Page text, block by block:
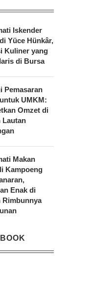
Iskender
Yüce Hünkâr,
Kuliner yang
di Bursa
Pemasaran
UMKM:
Omzet di
Lautan
Makan
Kampoeng
Enak di
Rimbunnya